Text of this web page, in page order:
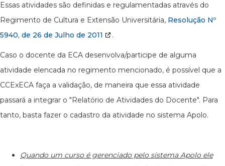
Essas atividades são definidas e regulamentadas através do
Regimento de Cultura e Extensão Universitária, Resolução Nº
5940, de 26 de Julho de 2011
.
Caso o docente da ECA desenvolva/participe de alguma
atividade elencada no regimento mencionado, é possível que a
CCExECA faça a validação, de maneira que essa atividade
passará a integrar o "Relatório de Atividades do Docente". Para
tanto, basta fazer o cadastro da atividade no sistema Apolo.
Quando um curso é gerenciado pelo sistema Apolo ele